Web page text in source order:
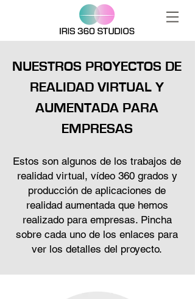
NUESTROS PROYECTOS DE
REALIDAD VIRTUAL Y
AUMENTADA PARA
EMPRESAS
Estos son algunos de los trabajos de
realidad virtual, vídeo 360 grados y
producción de aplicaciones de
realidad aumentada que hemos
realizado para empresas. Pincha
sobre cada uno de los enlaces para
ver los detalles del proyecto.